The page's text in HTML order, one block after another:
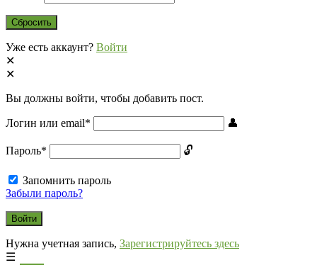
Уже есть аккаунт? Войти
Вы должны войти, чтобы добавить пост.
Логин или email*
Пароль*
Запомнить пароль
Забыли пароль?
Нужна учетная запись, Зарегистрируйтесь здесь